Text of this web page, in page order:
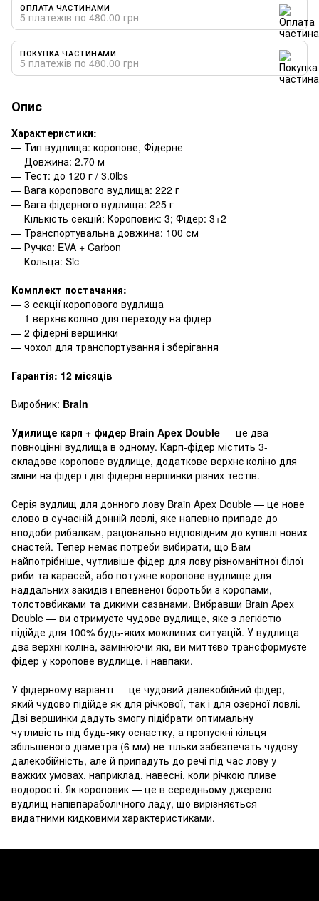
ОПЛАТА ЧАСТИНАМИ
5 платежів по 480.00 грн
ПОКУПКА ЧАСТИНАМИ
5 платежів по 480.00 грн
Опис
Характеристики:
— Тип вудлища: коропове, Фідерне
— Довжина: 2.70 м
— Тест: до 120 г / 3.0lbs
— Вага коропового вудлища: 222 г
— Вага фідерного вудлища: 225 г
— Кількість секцій: Короповик: 3; Фідер: 3+2
— Транспортувальна довжина: 100 см
— Ручка: EVA + Carbon
— Кольца: Sic
Комплект постачання:
— 3 секції коропового вудлища
— 1 верхнє коліно для переходу на фідер
— 2 фідерні вершинки
— чохол для транспортування і зберігання
Гарантія: 12 місяців
Виробник: Brain
Удилище карп + фидер Brain Apex Double — це два
повноцінні вудлища в одному. Карп-фідер містить 3-
складове коропове вудлище, додаткове верхнє коліно для
зміни на фідер і дві фідерні вершинки різних тестів.
Серія вудлищ для донного лову Brain Apex Double — це нове
слово в сучасній донній ловлі, яке напевно припаде до
вподоби рибалкам, раціонально відповідним до купівлі нових
снастей. Тепер немає потреби вибирати, що Вам
найпотрібніше, чутливіше фідер для лову різноманітної білої
риби та карасей, або потужне коропове вудлище для
наддальних закидів і впевненої боротьби з коропами,
толстовбиками та дикими сазанами. Вибравши Brain Apex
Double — ви отримуєте чудове вудлище, яке з легкістю
підійде для 100% будь-яких можливих ситуацій. У вудлища
два верхні коліна, замінюючи які, ви миттєво трансформуєте
фідер у коропове вудлище, і навпаки.
У фідерному варіанті — це чудовий далекобійний фідер,
який чудово підійде як для річкової, так і для озерної ловлі.
Дві вершинки дадуть змогу підібрати оптимальну
чутливість під будь-яку оснастку, а пропускні кільця
збільшеного діаметра (6 мм) не тільки забезпечать чудову
далекобійність, але й припадуть до речі під час лову у
важких умовах, наприклад, навесні, коли річкою пливе
водорості. Як короповик — це в середньому джерело
вудлищ напівпараболічного ладу, що вирізняється
видатними кидковими характеристиками.